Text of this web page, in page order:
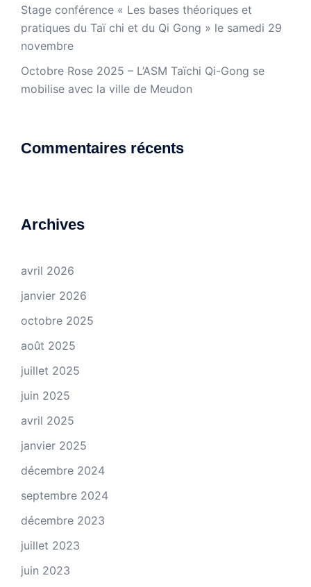
Stage conférence « Les bases théoriques et
pratiques du Taï chi et du Qi Gong » le samedi 29
novembre
Octobre Rose 2025 – L’ASM Taïchi Qi-Gong se
mobilise avec la ville de Meudon
Commentaires récents
Archives
avril 2026
janvier 2026
octobre 2025
août 2025
juillet 2025
juin 2025
avril 2025
janvier 2025
décembre 2024
septembre 2024
décembre 2023
juillet 2023
juin 2023